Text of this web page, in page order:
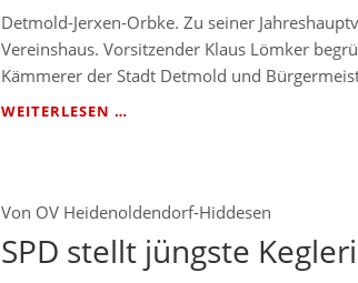
Detmold-Jerxen-Orbke. Zu seiner
Vereinshaus. Vorsitzender Klaus Lömker
Kämmerer der Stadt Detmold und
WEITERLESEN …
Von OV Heidenoldendorf-Hiddesen
SPD stellt jüngste